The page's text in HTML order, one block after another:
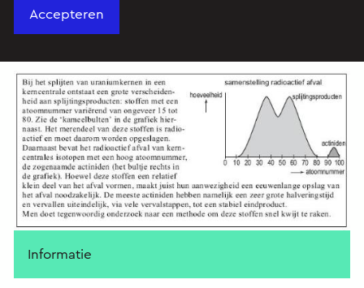
Lees onderstaande informatie.
Informatie